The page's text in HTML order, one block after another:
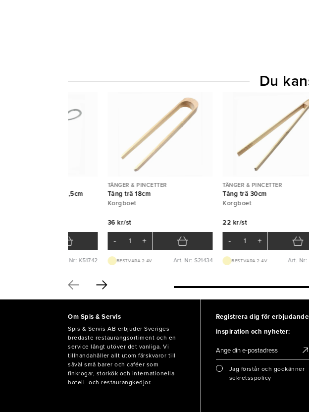
pastry rostfri 19,5cm
Art. Nr: K51742
TÄNGER & PINCETTER
Tång trä 18cm
Korgboet
36 kr/st
- +
BEST.VARA 2-4V Art. Nr: S21434
TÄNGER & PINCETTER
Tång trä 30cm
Korgboet
22 kr/st
- +
BEST.VARA 2-4V Art. Nr:
Du
Om Spis & Servis
Spis & Servis AB erbjuder Sveriges
bredaste restaurangsortiment och en
service långt utöver det vanliga. Vi
tillhandahåller allt utom färskvaror till
såväl små barer och caféer som
finkrogar, storkök och internationella
hotell- och restaurangkedjor.
Registrera dig för
inspiration och nyheter:
Jag förstår och godkänner
sekretsspolicy